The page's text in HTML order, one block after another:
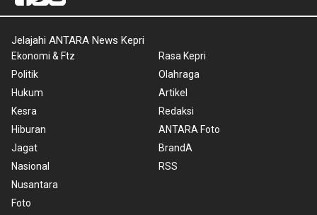
Jelajahi ANTARA News Kepri
Ekonomi & Ftz
Politik
Hukum
Kesra
Hiburan
Jagat
Nasional
Nusantara
Foto
Rasa Kepri
Olahraga
Artikel
Redaksi
ANTARA Foto
BrandA
RSS